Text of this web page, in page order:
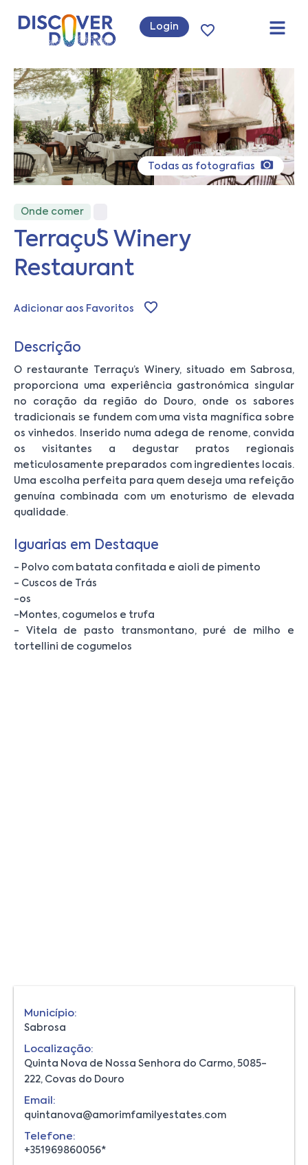
Login
Todas as fotografias
Onde comer
Terraçu´s Winery
Restaurant
Adicionar aos Favoritos
Descrição
O restaurante Terraçu’s Winery, situado em Sabrosa,
proporciona uma experiência gastronómica singular
no coração da região do Douro, onde os sabores
tradicionais se fundem com uma vista magnífica sobre
os vinhedos. Inserido numa adega de renome, convida
os visitantes a degustar pratos regionais
meticulosamente preparados com ingredientes locais.
Uma escolha perfeita para quem deseja uma refeição
genuína combinada com um enoturismo de elevada
qualidade.
Iguarias em Destaque
- Polvo com batata confitada e aioli de pimento
- Cuscos de Trás
-os
-Montes, cogumelos e trufa
- Vitela de pasto transmontano, puré de milho e
tortellini de cogumelos
Município:
Sabrosa
Localização:
Quinta Nova de Nossa Senhora do Carmo, 5085-
222, Covas do Douro
Email:
quintanova@amorimfamilyestates.com
Telefone:
+351969860056*